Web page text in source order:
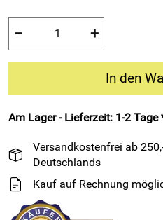
− +
In den
Am Lager - Lieferzeit: 1-2 Tage
Versandkostenfrei ab
Deutschlands
Kauf auf Rechnung